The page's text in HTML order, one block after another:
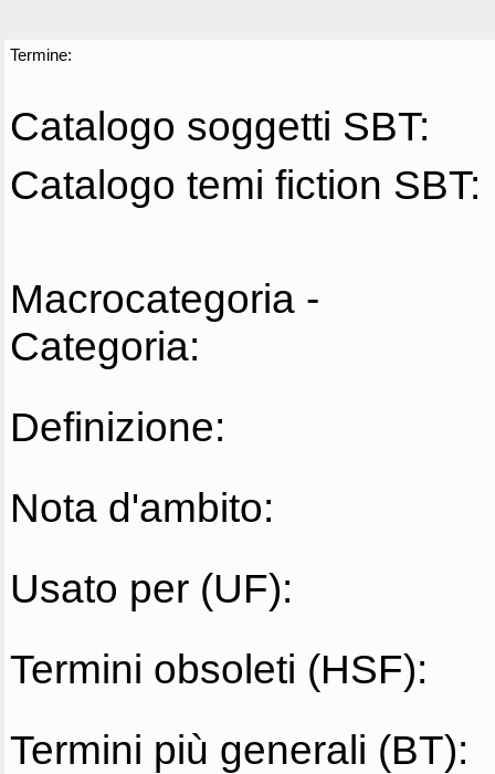
Termine:
Catalogo soggetti SBT:
Catalogo temi fiction SBT:
Macrocategoria -
Categoria:
Definizione:
Nota d'ambito:
Usato per (UF):
Termini obsoleti (HSF):
Termini più generali (BT):